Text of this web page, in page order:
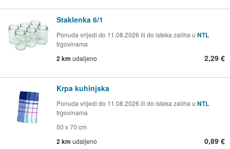
Staklenka 6/1
Ponuda vrijedi do 11.08.2026 ili do isteka zaliha u NTL
trgovinama
2 km udaljeno 2,29 €
Krpa kuhinjska
Ponuda vrijedi do 11.08.2026 ili do isteka zaliha u NTL
trgovinama
50 x 70 cm
2 km udaljeno 0,89 €